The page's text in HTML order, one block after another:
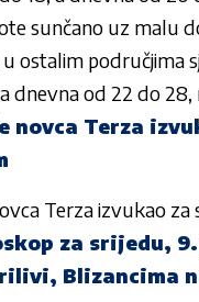
sunčano uz malu
ostalim područjima
dnevna od 22 do
novca Terza
Terza izvukao
za srijedu,
Blizancima